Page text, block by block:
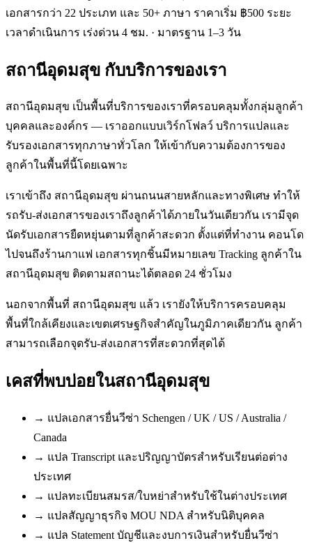
เอกสารกว่า 22 ประเภท และ 50+ ภาษา ราคาเริ่ม ฿500 ระยะ
เวลาดำเนินการ เร่งด่วน 4 ชม. · มาตรฐาน 1–3 วัน
สถานีอุดมสุข กับบริการของเรา
สถานีอุดมสุข เป็นพื้นที่บริการของเราที่ครอบคลุมทั้งกลุ่มลูกค้า
บุคคลและองค์กร — เราออกแบบเวิร์กโฟลว์ บริการแปลและ
รับรองเอกสารทุกภาษาทั่วโลก ให้เข้ากับความต้องการของ
ลูกค้าในพื้นที่นี้โดยเฉพาะ
เราเข้าถึง สถานีอุดมสุข ผ่านถนนสายหลักและทางพิเศษ ทำให้
รถรับ-ส่งเอกสารของเราถึงลูกค้าได้ภายในวันเดียวกัน เรามีจุด
นัดรับเอกสารยืดหยุ่นตามที่ลูกค้าสะดวก ตั้งแต่ที่ทำงาน คอนโด
ไปจนถึงร้านกาแฟ เอกสารทุกชิ้นมีหมายเลข Tracking ลูกค้าใน
สถานีอุดมสุข ติดตามสถานะได้ตลอด 24 ชั่วโมง
นอกจากพื้นที่ สถานีอุดมสุข แล้ว เรายังให้บริการครอบคลุม
พื้นที่ใกล้เคียงและเขตเศรษฐกิจสำคัญในภูมิภาคเดียวกัน ลูกค้า
สามารถเลือกจุดรับ-ส่งเอกสารที่สะดวกที่สุดได้
เคสที่พบบ่อยในสถานีอุดมสุข
→ แปลเอกสารยื่นวีซ่า Schengen / UK / US / Australia /
Canada
→ แปล Transcript และปริญญาบัตรสำหรับเรียนต่อต่าง
ประเทศ
→ แปลทะเบียนสมรส/ใบหย่าสำหรับใช้ในต่างประเทศ
→ แปลสัญญาธุรกิจ MOU NDA สำหรับนิติบุคคล
→ แปล Statement บัญชีและงบการเงินสำหรับยื่นวีซ่า